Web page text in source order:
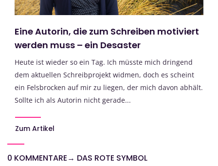
Eine Autorin, die zum Schreiben motiviert
werden muss – ein Desaster
Heute ist wieder so ein Tag. Ich müsste mich dringend
dem aktuellen Schreibprojekt widmen, doch es scheint
ein Felsbrocken auf mir zu liegen, der mich davon abhält.
Sollte ich als Autorin nicht gerade...
Zum Artikel
0 KOMMENTARE→ DAS ROTE SYMBOL